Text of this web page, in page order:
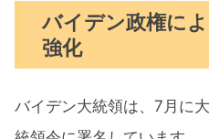
バイデン政権に
強化
バイデン大統領は、7月に